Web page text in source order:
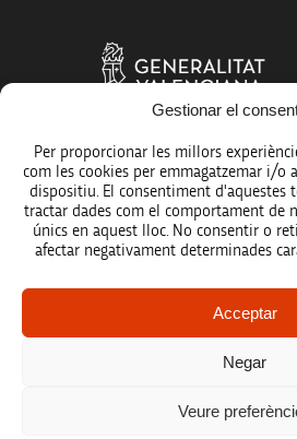
Gestionar el
Per proporcionar les millors
com les cookies per emmagatzemar i/o
dispositiu. El consentiment d'aquestes
tractar dades com el comportament de
únics en aquest lloc. No consentir o
afectar negativament determinades
Acceptar
Negar
Veure
Legal notice